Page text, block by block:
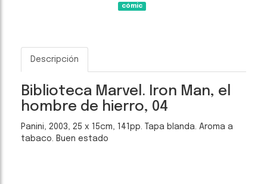
cómic
Descripción
Biblioteca Marvel. Iron Man, el
hombre de hierro, 04
Panini, 2003, 25 x 15cm, 141pp. Tapa blanda. Aroma a
tabaco. Buen estado